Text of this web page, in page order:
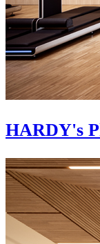
HARDY's